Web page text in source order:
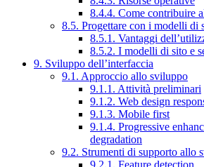
8.4.4. Come contribuire
8.5. Progettare con i modelli di
8.5.1. Vantaggi
8.5.2. I modelli di sito e
9. Sviluppo dell’interfaccia
9.1. Approccio allo sviluppo
9.1.1. Attività preliminari
9.1.2. Web design
9.1.3. Mobile first
9.1.4. Progressive
degradation
9.2. Strumenti di supporto allo
9.2.1. Feature detection